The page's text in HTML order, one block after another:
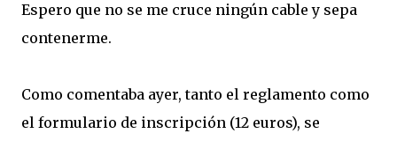
Espero que no se me cruce ningún cable y sepa
contenerme.
Como comentaba ayer, tanto el reglamento como
el formulario de inscripción (12 euros), se